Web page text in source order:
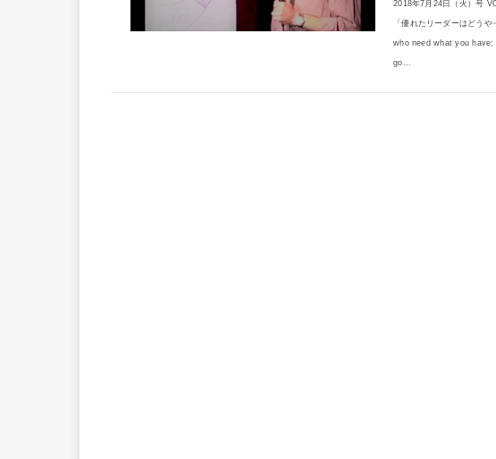
2018年7月24日（火）号
「優れたリーダーはどう
who need what you
go...